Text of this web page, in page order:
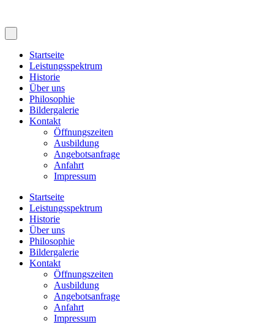
Startseite
Leistungsspektrum
Historie
Über uns
Philosophie
Bildergalerie
Kontakt
Öffnungszeiten
Ausbildung
Angebotsanfrage
Anfahrt
Impressum
Startseite
Leistungsspektrum
Historie
Über uns
Philosophie
Bildergalerie
Kontakt
Öffnungszeiten
Ausbildung
Angebotsanfrage
Anfahrt
Impressum